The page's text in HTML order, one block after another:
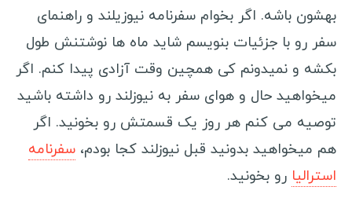
ویزا چین
سفرنامه صربستان
کوچ سرفینگ
خرید بلیط ارزان
انتخاب هاستل
بهشون باشه. اگر بخوام سفرنامه نیوزیلند و راهنمای
سفر رو با جزئیات بنویسم شاید ماه ها نوشتنش طول
بکشه و نمیدونم کی همچین وقت آزادی پیدا کنم. اگر
میخواهید حال و هوای سفر به نیوزلند رو داشته باشید
توصیه می کنم هر روز یک قسمتش رو بخونید. اگر
هم میخواهید بدونید قبل نیوزلند کجا بودم، سفرنامه
استرالیا رو بخونید.